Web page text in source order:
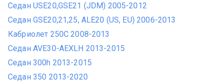
Седан USE20,GSE21 (JDM) 2005-2012
Седан GSE20,21,25, ALE20 (US, EU) 2006-2013
Кабриолет 250C 2008-2013
Седан AVE30-AEXLH 2013-2015
Седан 300h 2013-2015
Седан 350 2013-2020